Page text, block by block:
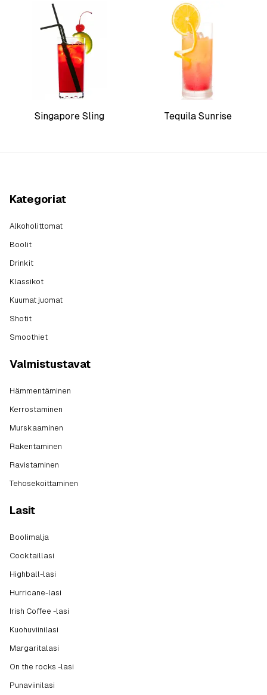
Singapore Sling Tequila Sunrise
Kategoriat
Alkoholittomat
Boolit
Drinkit
Klassikot
Kuumat juomat
Shotit
Smoothiet
Valmistustavat
Hämmentäminen
Kerrostaminen
Murskaaminen
Rakentaminen
Ravistaminen
Tehosekoittaminen
Lasit
Boolimalja
Cocktaillasi
Highball-lasi
Hurricane-lasi
Irish Coffee -lasi
Kuohuviinilasi
Margaritalasi
On the rocks -lasi
Punaviinilasi